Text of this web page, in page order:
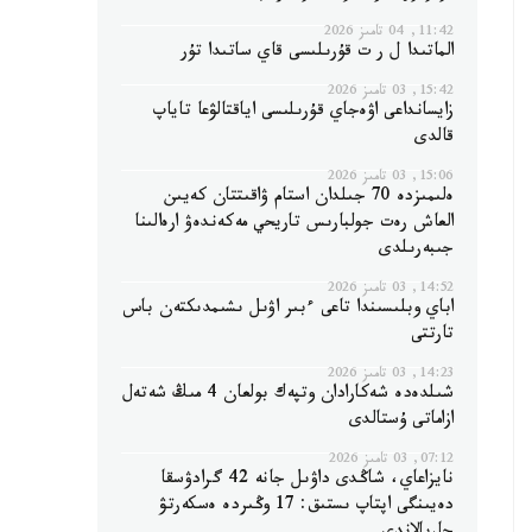
11:42, 04 تامىز 2026
الماتىدا ل ر ت قۇرىلىسى قاي ساتىدا تۇر
15:42, 03 تامىز 2026
زايسانداعى اۋەجاي قۇرىلىسى اياقتالۋعا تاياپ
قالدى
15:06, 03 تامىز 2026
ەلىمىزدە 70 جىلدان استام ۋاقىتتان كەيىن
العاش رەت جولبارىس تاريحي مەكەندەۋ ارەالىنا
جىبەرىلدى
14:52, 03 تامىز 2026
اباي وبلىسىندا تاعى ءبىر اۋىل ىشىمدىكتەن باس
تارتتى
14:23, 03 تامىز 2026
شىلدەدە شەكارادان وتپەك بولعان 4 مىڭ شەتەل
ازاماتى ۇستالدى
07:12, 03 تامىز 2026
نايزاعاي، شاڭدى داۋىل جانە 42 گرادۋسقا
دەيىنگى اپتاپ ىستىق: 17 وڭىردە ەسكەرتۋ